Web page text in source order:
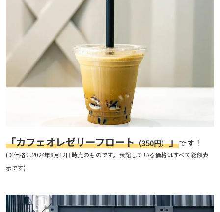
「カフェオレゼリーフロート（350円）」です！
(※価格は2024年8月12日時点のものです。表記している価格はすべて総額表
示です)